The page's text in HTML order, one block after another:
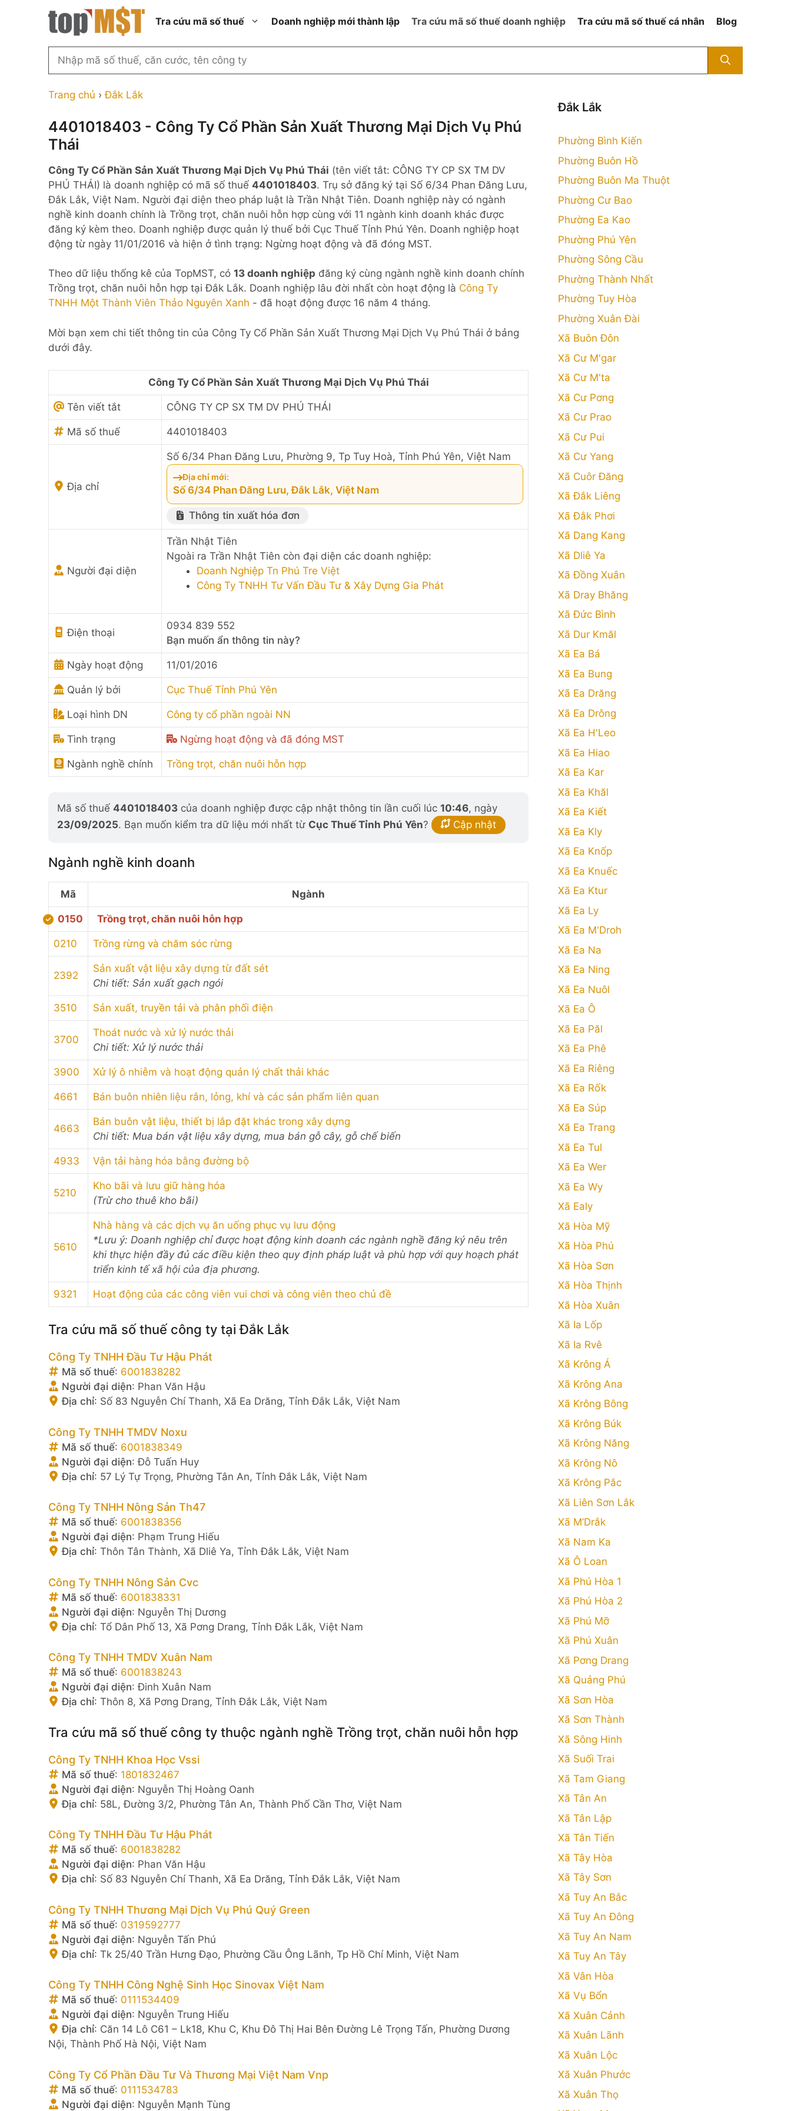
Tra cứu mã số thuế
Thành phố Hồ Chí Minh
Thành phố Hà Nội
Thành phố Đà Nẵng
Thanh Hóa
Bắc Ninh
Nghệ An
Công ty cổ phần ngoài NN
thành viên ngoài NN
Công ty trách nhiệm hữu hạn
ngoài NN
Doanh nghiệp 100% vốn đầu tư
nước ngoài
Hộ kinh doanh cá thể
Ngừng hoạt động nhưng chưa
hoàn thành thủ tục đóng MST
đăng ký
Doanh nghiệp mới thành lập Tra cứu mã số thuế doanh nghiệp Tra cứu mã số thuế cá nhân Blog
Tìm
theo
công
ty,
đại
diện
hoặc
mã
số
thuế
Trang chủ ›Đắk Lắk
4401018403 - Công Ty Cổ Phần Sản Xuất Thương Mại Dịch Vụ Phú
Thái
Công Ty Cổ Phần Sản Xuất Thương Mại Dịch Vụ Phú Thái (tên viết tắt: CÔNG TY CP SX TM DV
PHÚ THÁI) là doanh nghiệp có mã số thuế 4401018403. Trụ sở đăng ký tại Số 6/34 Phan Đăng Lưu,
Đắk Lắk, Việt Nam. Người đại diện theo pháp luật là Trần Nhật Tiên. Doanh nghiệp này có ngành
nghề kinh doanh chính là Trồng trọt, chăn nuôi hỗn hợp cùng với 11 ngành kinh doanh khác được
đăng ký kèm theo. Doanh nghiệp được quản lý thuế bởi Cục Thuế Tỉnh Phú Yên. Doanh nghiệp hoạt
động từ ngày 11/01/2016 và hiện ở tình trạng: Ngừng hoạt động và đã đóng MST.
Theo dữ liệu thống kê của TopMST, có 13 doanh nghiệp đăng ký cùng ngành nghề kinh doanh chính
Trồng trọt, chăn nuôi hỗn hợp tại Đắk Lắk. Doanh nghiệp lâu đời nhất còn hoạt động là Công Ty
TNHH Một Thành Viên Thảo Nguyên Xanh - đã hoạt động được 16 năm 4 tháng.
Mời bạn xem chi tiết thông tin của Công Ty Cổ Phần Sản Xuất Thương Mại Dịch Vụ Phú Thái ở bảng
dưới đây.
Công Ty Cổ Phần Sản Xuất Thương Mại Dịch Vụ Phú Thái
Tên viết tắt CÔNG TY CP SX TM DV PHÚ THÁI
Mã số thuế 4401018403
Địa chỉ
Số 6/34 Phan Đăng Lưu, Phường 9, Tp Tuy Hoà, Tỉnh Phú Yên, Việt Nam
Địa chỉ mới:
Số 6/34 Phan Đăng Lưu, Đắk Lắk, Việt Nam
Thông tin xuất hóa đơn
Người đại diện
Trần Nhật Tiên
Ngoài ra Trần Nhật Tiên còn đại diện các doanh nghiệp:
Doanh Nghiệp Tn Phú Tre Việt
Công Ty TNHH Tư Vấn Đầu Tư & Xây Dựng Gia Phát
Điện thoại
0934 839 552
Bạn muốn ẩn thông tin này?
Ngày hoạt động 11/01/2016
Quản lý bởi Cục Thuế Tỉnh Phú Yên
Loại hình DN Công ty cổ phần ngoài NN
Tình trạng Ngừng hoạt động và đã đóng MST
Ngành nghề chính Trồng trọt, chăn nuôi hỗn hợp
Mã số thuế 4401018403 của doanh nghiệp được cập nhật thông tin lần cuối lúc 10:46, ngày
23/09/2025. Bạn muốn kiểm tra dữ liệu mới nhất từ Cục Thuế Tỉnh Phú Yên? Cập nhật
Ngành nghề kinh doanh
Mã Ngành
0150 Trồng trọt, chăn nuôi hỗn hợp
0210 Trồng rừng và chăm sóc rừng
2392
Sản xuất vật liệu xây dựng từ đất sét
Chi tiết: Sản xuất gạch ngói
3510 Sản xuất, truyền tải và phân phối điện
3700
Thoát nước và xử lý nước thải
Chi tiết: Xử lý nước thải
3900 Xử lý ô nhiễm và hoạt động quản lý chất thải khác
4661 Bán buôn nhiên liệu rắn, lỏng, khí và các sản phẩm liên quan
4663
Bán buôn vật liệu, thiết bị lắp đặt khác trong xây dựng
Chi tiết: Mua bán vật liệu xây dựng, mua bán gỗ cây, gỗ chế biến
4933 Vận tải hàng hóa bằng đường bộ
5210
Kho bãi và lưu giữ hàng hóa
(Trừ cho thuê kho bãi)
5610
Nhà hàng và các dịch vụ ăn uống phục vụ lưu động
*Lưu ý: Doanh nghiệp chỉ được hoạt động kinh doanh các ngành nghề đăng ký nêu trên
khi thực hiện đầy đủ các điều kiện theo quy định pháp luật và phù hợp với quy hoạch phát
triển kinh tế xã hội của địa phương.
9321 Hoạt động của các công viên vui chơi và công viên theo chủ đề
Tra cứu mã số thuế công ty tại Đắk Lắk
Công Ty TNHH Đầu Tư Hậu Phát
Mã số thuế: 6001838282
Người đại diện: Phan Văn Hậu
Địa chỉ: Số 83 Nguyễn Chí Thanh, Xã Ea Drăng, Tỉnh Đắk Lắk, Việt Nam
Công Ty TNHH TMDV Noxu
Mã số thuế: 6001838349
Người đại diện:Đỗ Tuấn Huy
Địa chỉ: 57 Lý Tự Trọng, Phường Tân An, Tỉnh Đắk Lắk, Việt Nam
Công Ty TNHH Nông Sản Th47
Mã số thuế: 6001838356
Người đại diện: Phạm Trung Hiếu
Địa chỉ: Thôn Tân Thành, Xã Dliê Ya, Tỉnh Đắk Lắk, Việt Nam
Công Ty TNHH Nông Sản Cvc
Mã số thuế: 6001838331
Người đại diện: Nguyễn Thị Dương
Địa chỉ: Tổ Dân Phố 13, Xã Pơng Drang, Tỉnh Đắk Lắk, Việt Nam
Công Ty TNHH TMDV Xuân Nam
Mã số thuế: 6001838243
Người đại diện:Đinh Xuân Nam
Địa chỉ: Thôn 8, Xã Pơng Drang, Tỉnh Đắk Lắk, Việt Nam
Tra cứu mã số thuế công ty thuộc ngành nghề Trồng trọt, chăn nuôi hỗn hợp
Công Ty TNHH Khoa Học Vssi
Mã số thuế: 1801832467
Người đại diện: Nguyễn Thị Hoàng Oanh
Địa chỉ: 58L, Đường 3/2, Phường Tân An, Thành Phố Cần Thơ, Việt Nam
Công Ty TNHH Đầu Tư Hậu Phát
Mã số thuế: 6001838282
Người đại diện: Phan Văn Hậu
Địa chỉ: Số 83 Nguyễn Chí Thanh, Xã Ea Drăng, Tỉnh Đắk Lắk, Việt Nam
Công Ty TNHH Thương Mại Dịch Vụ Phú Quý Green
Mã số thuế: 0319592777
Người đại diện: Nguyễn Tấn Phú
Địa chỉ: Tk 25/40 Trần Hưng Đạo, Phường Cầu Ông Lãnh, Tp Hồ Chí Minh, Việt Nam
Công Ty TNHH Công Nghệ Sinh Học Sinovax Việt Nam
Mã số thuế: 0111534409
Người đại diện: Nguyễn Trung Hiếu
Địa chỉ: Căn 14 Lô C61 – Lk18, Khu C, Khu Đô Thị Hai Bên Đường Lê Trọng Tấn, Phường Dương
Nội, Thành Phố Hà Nội, Việt Nam
Công Ty Cổ Phần Đầu Tư Và Thương Mại Việt Nam Vnp
Mã số thuế: 0111534783
Người đại diện: Nguyễn Mạnh Tùng
Đắk Lắk
Phường Bình Kiến
Phường Buôn Hồ
Phường Buôn Ma Thuột
Phường Cư Bao
Phường Ea Kao
Phường Phú Yên
Phường Sông Cầu
Phường Thành Nhất
Phường Tuy Hòa
Phường Xuân Đài
Xã Buôn Đôn
Xã Cư M'gar
Xã Cư M'ta
Xã Cư Pơng
Xã Cư Prao
Xã Cư Pui
Xã Cư Yang
Xã Cuôr Đăng
Xã Đắk Liêng
Xã Đắk Phơi
Xã Dang Kang
Xã Dliê Ya
Xã Đồng Xuân
Xã Dray Bhăng
Xã Đức Bình
Xã Dur Kmăl
Xã Ea Bá
Xã Ea Bung
Xã Ea Drăng
Xã Ea Drông
Xã Ea H'Leo
Xã Ea Hiao
Xã Ea Kar
Xã Ea Khăl
Xã Ea Kiết
Xã Ea Kly
Xã Ea Knốp
Xã Ea Knuếc
Xã Ea Ktur
Xã Ea Ly
Xã Ea M'Droh
Xã Ea Na
Xã Ea Ning
Xã Ea Nuôl
Xã Ea Ô
Xã Ea Păl
Xã Ea Phê
Xã Ea Riêng
Xã Ea Rốk
Xã Ea Súp
Xã Ea Trang
Xã Ea Tul
Xã Ea Wer
Xã Ea Wy
Xã Ealy
Xã Hòa Mỹ
Xã Hòa Phú
Xã Hòa Sơn
Xã Hòa Thịnh
Xã Hòa Xuân
Xã Ia Lốp
Xã Ia Rvê
Xã Krông Á
Xã Krông Ana
Xã Krông Bông
Xã Krông Búk
Xã Krông Năng
Xã Krông Nô
Xã Krông Pắc
Xã Liên Sơn Lắk
Xã M’Drắk
Xã Nam Ka
Xã Ô Loan
Xã Phú Hòa 1
Xã Phú Hòa 2
Xã Phú Mỡ
Xã Phú Xuân
Xã Pơng Drang
Xã Quảng Phú
Xã Sơn Hòa
Xã Sơn Thành
Xã Sông Hinh
Xã Suối Trai
Xã Tam Giang
Xã Tân An
Xã Tân Lập
Xã Tân Tiến
Xã Tây Hòa
Xã Tây Sơn
Xã Tuy An Bắc
Xã Tuy An Đông
Xã Tuy An Nam
Xã Tuy An Tây
Xã Vân Hòa
Xã Vụ Bổn
Xã Xuân Cảnh
Xã Xuân Lãnh
Xã Xuân Lộc
Xã Xuân Phước
Xã Xuân Thọ